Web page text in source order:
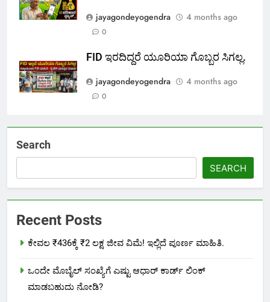
jayagondeyogendra
4 months ago
0
FID ಇರದಿದ್ದರೆ ಯೂರಿಯಾ ಗೊಬ್ಬರ ಸಿಗಲ್ಲ.
jayagondeyogendra
4 months ago
0
Search
SEARCH
Recent Posts
ಕೇವಲ ₹436ಕ್ಕೆ ₹2 ಲಕ್ಷ ಜೀವ ವಿಮೆ! ಇಲ್ಲಿದೆ ಪೂರ್ಣ ಮಾಹಿತಿ.
ಒಂದೇ ಮೊಬೈಲ್ ಸಂಖ್ಯೆಗೆ ಎಷ್ಟು ಆಧಾರ್ ಕಾರ್ಡ್ ಲಿಂಕ್
ಮಾಡಬಹುದು ನೋಡಿ?